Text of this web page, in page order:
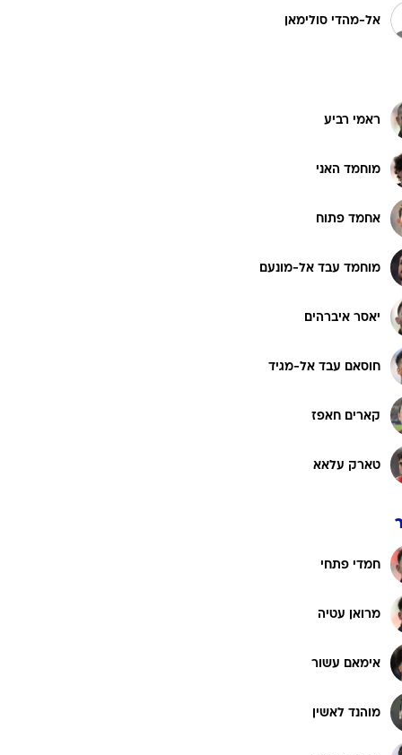
4-4-2
סוגרים שנה
לונדון 2012
רוגבי וקריקט
ביליארד
אל-מהדי סולימאן
ראמי רביע
מוחמד האני
אחמד פתוח
מוחמד עבד אל-מונעם
יאסר איברהים
חוסאם עבד אל-מגיד
קארים חאפז
טארק עלאא
חמדי פתחי
מרואן עטיה
אימאם עשור
מוהנד לאשין